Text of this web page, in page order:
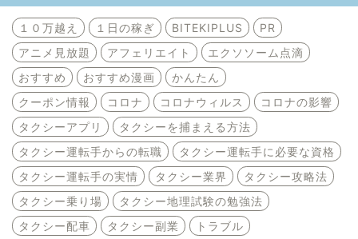
１０万越え １日の稼ぎ BITEKIPLUS
PR
アニメ見放題
アフェリエイト
エクソソーム点滴
おすすめ
おすすめ漫画
かんたん
クーポン情報
コロナ コロナウィルス
コロナの影響
タクシーアプリ
タクシーを捕まえる方法
タクシー運転手からの転職
タクシー運転手に必要な資格
タクシー運転手の実情
タクシー業界
タクシー攻略法
タクシー乗り場
タクシー地理試験の勉強法
タクシー配車
タクシー副業
トラブル